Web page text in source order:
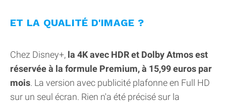
ET LA QUALITÉ D'IMAGE ?
Chez Disney+, la 4K avec HDR et Dolby Atmos est
réservée à la formule Premium, à 15,99 euros par
mois. La version avec publicité plafonne en Full HD
sur un seul écran. Rien n'a été précisé sur la